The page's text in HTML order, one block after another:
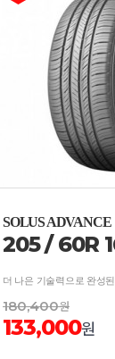
SOLUS ADVANCE
205/60R
180,400원
133,000원